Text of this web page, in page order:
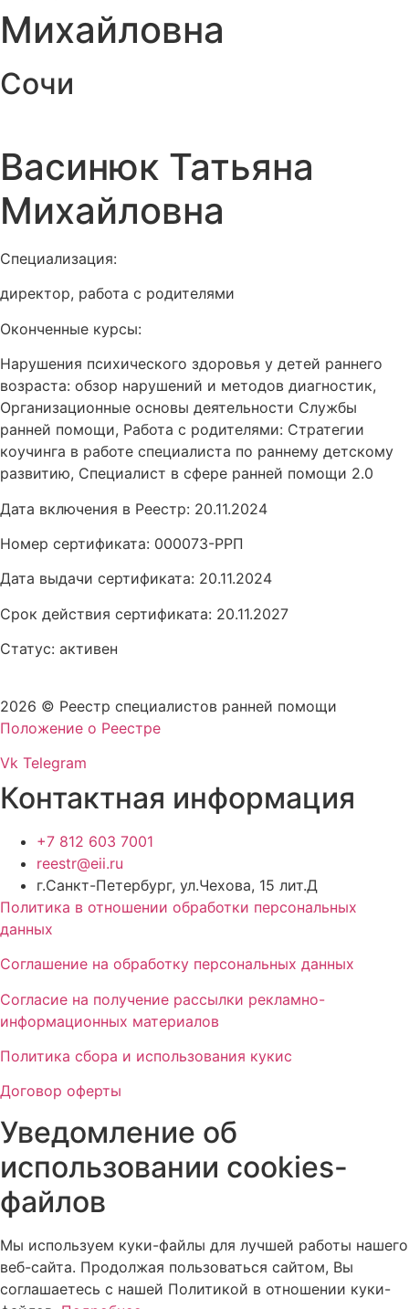
Михайловна
Сочи
Васинюк Татьяна
Михайловна
Специализация:
директор, работа с родителями
Оконченные курсы:
Нарушения психического здоровья у детей раннего
возраста: обзор нарушений и методов диагностик,
Организационные основы деятельности Службы
ранней помощи, Работа с родителями: Стратегии
коучинга в работе специалиста по раннему детскому
развитию, Специалист в сфере ранней помощи 2.0
Дата включения в Реестр: 20.11.2024
Номер сертификата: 000073-РРП
Дата выдачи сертификата: 20.11.2024
Срок действия сертификата: 20.11.2027
Статус: активен
2026 © Реестр специалистов ранней помощи
Положение о Реестре
Vk Telegram
Контактная информация
+7 812 603 7001
reestr@eii.ru
г.Санкт-Петербург, ул.Чехова, 15 лит.Д
Политика в отношении обработки персональных
данных
Соглашение на обработку персональных данных
Согласие на получение рассылки рекламно-
информационных материалов
Политика сбора и использования кукис
Договор оферты
Уведомление об
использовании cookies-
файлов
Мы используем куки-файлы для лучшей работы нашего
веб-сайта. Продолжая пользоваться сайтом, Вы
соглашаетесь с нашей Политикой в отношении куки-